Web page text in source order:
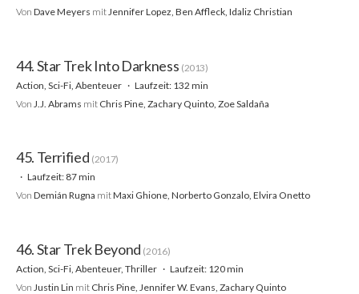
Von Dave Meyers mitJennifer Lopez, Ben Affleck, Idaliz Christian
44. Star Trek Into Darkness (2013)
Action, Sci-Fi, Abenteuer
Laufzeit: 132 min
Von J.J. Abrams mit Chris Pine, Zachary Quinto, Zoe Saldaña
45. Terrified (2017)
Laufzeit: 87 min
Von Demián Rugna mitMaxi Ghione, Norberto Gonzalo, Elvira Onetto
46. Star Trek Beyond (2016)
Action, Sci-Fi, Abenteuer, Thriller
Laufzeit: 120 min
Von Justin Lin mit Chris Pine, Jennifer W. Evans, Zachary Quinto